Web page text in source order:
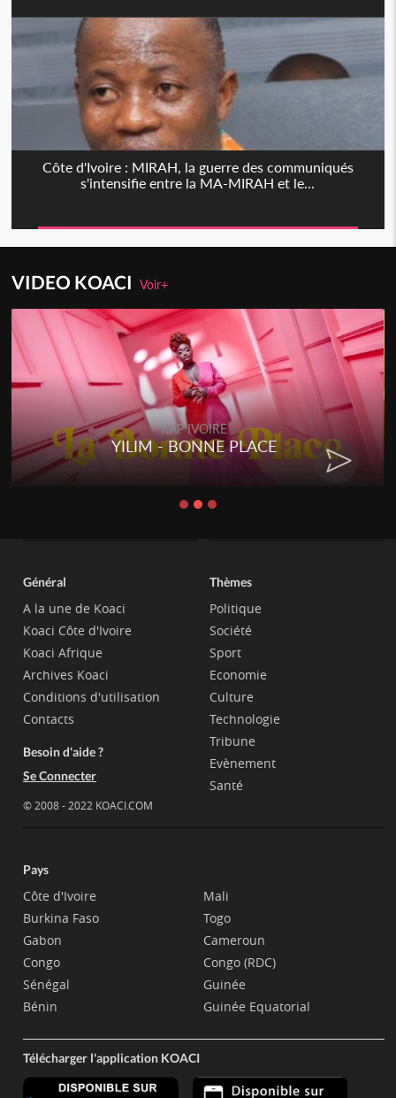
Côte d'Ivoire : MIRAH, la guerre des communiqués
s'intensifie entre la MA-MIRAH et le...
VIDEO KOACIVoir+
RAP IVOIRE
YILIM - BONNE PLACE
Général
A la une de Koaci
Koaci Côte d'Ivoire
Koaci Afrique
Archives Koaci
Conditions d'utilisation
Contacts
Besoin d'aide ?
Se Connecter
© 2008 - 2022 KOACI.COM
Thèmes
Politique
Société
Sport
Economie
Culture
Technologie
Tribune
Evènement
Santé
Pays
Côte d'Ivoire
Burkina Faso
Gabon
Congo
Sénégal
Bénin
Mali
Togo
Cameroun
Congo (RDC)
Guinée
Guinée Equatorial
Télécharger l'application KOACI